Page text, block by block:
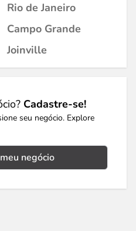
Rio de Janeiro
Campo Grande
Joinville
Cadastre-se!
seu negócio. Explore
negócio